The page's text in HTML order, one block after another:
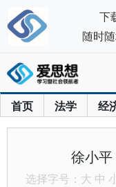
首页 法学 经
徐小平
选择字号： 大 中
下
随时